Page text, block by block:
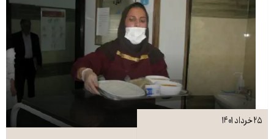
۲۵ خرداد ۱۴۰۱